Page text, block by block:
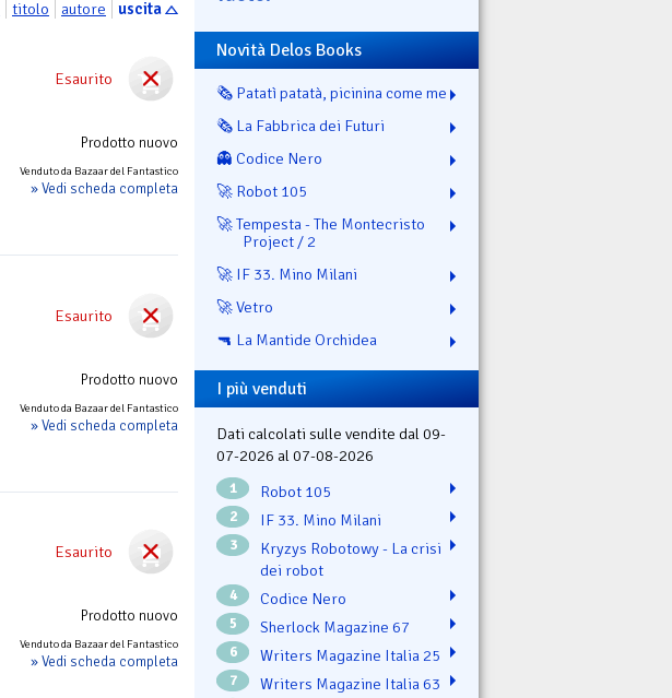
titolo autore uscita
Esaurito
Prodotto nuovo
Venduto da Bazaar del Fantastico
» Vedi scheda completa
Esaurito
Prodotto nuovo
Venduto da Bazaar del Fantastico
» Vedi scheda completa
Esaurito
Prodotto nuovo
Venduto da Bazaar del Fantastico
» Vedi scheda completa
Novità Delos Books
🗞️ Patatì patatà, picinina come me
🗞️ La Fabbrica dei Futuri
👻 Codice Nero
🚀 Robot 105
🚀 Tempesta - The Montecristo
Project / 2
🚀 IF 33. Mino Milani
🚀 Vetro
🔫 La Mantide Orchidea
I più venduti
Dati calcolati sulle vendite dal 09-
07-2026 al 07-08-2026
1 Robot 105
2 IF 33. Mino Milani
3
Kryzys Robotowy - La crisi
dei robot
4 Codice Nero
5 Sherlock Magazine 67
6 Writers Magazine Italia 25
7 Writers Magazine Italia 63